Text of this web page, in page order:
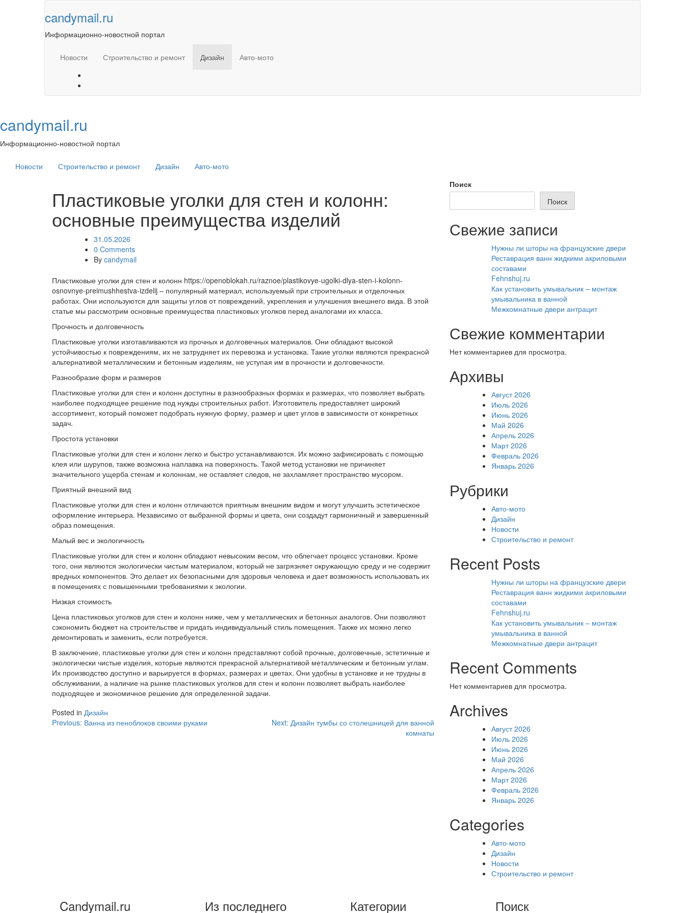
candymail.ru
Информационно-новостной портал
Новости Строительство и ремонт Дизайн Авто-мото
candymail.ru
Информационно-новостной портал
Новости Строительство и ремонт Дизайн Авто-мото
Пластиковые уголки для стен и колонн:
основные преимущества изделий
31.05.2026
0 Comments
By candymail
Пластиковые уголки для стен и колонн https://openoblokah.ru/raznoe/plastikovye-ugolki-dlya-sten-i-kolonn-
osnovnye-preimushhestva-izdelij – популярный материал, используемый при строительных и отделочных
работах. Они используются для защиты углов от повреждений, укрепления и улучшения внешнего вида. В этой
статье мы рассмотрим основные преимущества пластиковых уголков перед аналогами их класса.
Прочность и долговечность
Пластиковые уголки изготавливаются из прочных и долговечных материалов. Они обладают высокой
устойчивостью к повреждениям, их не затрудняет их перевозка и установка. Такие уголки являются прекрасной
альтернативой металлическим и бетонным изделиям, не уступая им в прочности и долговечности.
Разнообразие форм и размеров
Пластиковые уголки для стен и колонн доступны в разнообразных формах и размерах, что позволяет выбрать
наиболее подходящее решение под нужды строительных работ. Изготовитель предоставляет широкий
ассортимент, который поможет подобрать нужную форму, размер и цвет углов в зависимости от конкретных
задач.
Простота установки
Пластиковые уголки для стен и колонн легко и быстро устанавливаются. Их можно зафиксировать с помощью
клея или шурупов, также возможна наплавка на поверхность. Такой метод установки не причиняет
значительного ущерба стенам и колоннам, не оставляет следов, не захламляет пространство мусором.
Приятный внешний вид
Пластиковые уголки для стен и колонн отличаются приятным внешним видом и могут улучшить эстетическое
оформление интерьера. Независимо от выбранной формы и цвета, они создадут гармоничный и завершенный
образ помещения.
Малый вес и экологичность
Пластиковые уголки для стен и колонн обладают невысоким весом, что облегчает процесс установки. Кроме
того, они являются экологически чистым материалом, который не загрязняет окружающую среду и не содержит
вредных компонентов. Это делает их безопасными для здоровья человека и дает возможность использовать их
в помещениях с повышенными требованиями к экологии.
Низкая стоимость
Цена пластиковых уголков для стен и колонн ниже, чем у металлических и бетонных аналогов. Они позволяют
сэкономить бюджет на строительстве и придать индивидуальный стиль помещения. Также их можно легко
демонтировать и заменить, если потребуется.
В заключение, пластиковые уголки для стен и колонн представляют собой прочные, долговечные, эстетичные и
экологически чистые изделия, которые являются прекрасной альтернативой металлическим и бетонным углам.
Их производство доступно и варьируется в формах, размерах и цветах. Они удобны в установке и не трудны в
обслуживании, а наличие на рынке пластиковых уголков для стен и колонн позволяет выбрать наиболее
подходящее и экономичное решение для определенной задачи.
Posted in Дизайн
Навигация
Previous: Ванна из пеноблоков своими руками Next: Дизайн тумбы со столешницей для ванной
комнаты
Поиск
Поиск
Свежие записи
Нужны ли шторы на французские двери
Реставрация ванн жидкими акриловыми
составами
Fehnshuj.ru
Как установить умывальник – монтаж
умывальника в ванной
Межкомнатные двери антрацит
Свежие комментарии
Нет комментариев для просмотра.
Архивы
Август 2026
Июль 2026
Июнь 2026
Май 2026
Апрель 2026
Март 2026
Февраль 2026
Январь 2026
Рубрики
Авто-мото
Дизайн
Новости
Строительство и ремонт
Recent Posts
Нужны ли шторы на французские двери
Реставрация ванн жидкими акриловыми
составами
Fehnshuj.ru
Как установить умывальник – монтаж
умывальника в ванной
Межкомнатные двери антрацит
Recent Comments
Нет комментариев для просмотра.
Archives
Август 2026
Июль 2026
Июнь 2026
Май 2026
Апрель 2026
Март 2026
Февраль 2026
Январь 2026
Categories
Авто-мото
Дизайн
Новости
Строительство и ремонт
Candymail.ru Из последнего Категории Поиск